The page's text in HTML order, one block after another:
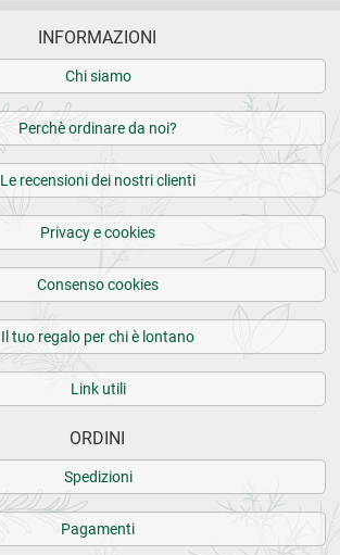
INFORMAZIONI
Chi siamo
Perchè ordinare da noi?
Le recensioni dei nostri clienti
Privacy e cookies
Consenso cookies
Il tuo regalo per chi è lontano
Link utili
ORDINI
Spedizioni
Pagamenti